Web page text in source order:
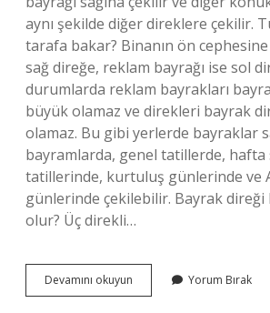
aynı şekilde diğer direklere çekilir.
tarafa bakar? Binanın ön
sağ direğe, reklam bayrağı ise sol
durumlarda reklam bayrakları
büyük olamaz ve direkleri bayrak
olamaz. Bu gibi yerlerde bayraklar
bayramlarda, genel tatillerde, hafta
tatillerinde, kurtuluş günlerinde ve
günlerinde çekilebilir. Bayrak
olur? Üç direkli…
Devamını okuyun
Ne
Yorum Bırak